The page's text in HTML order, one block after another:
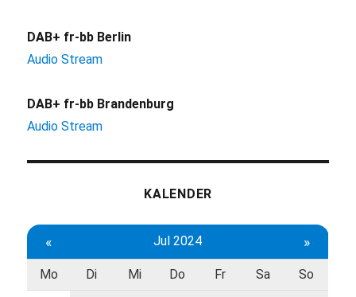
DAB+ fr-bb Berlin
Audio Stream
DAB+ fr-bb Brandenburg
Audio Stream
KALENDER
« Jul 2024 »
Mo Di Mi Do Fr Sa So